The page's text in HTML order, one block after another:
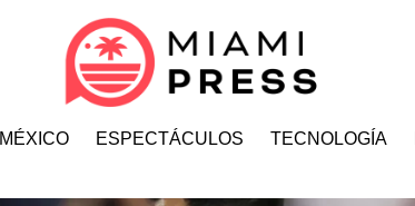
MÉXICO ESPECTÁCULOS TECNOLOGÍA